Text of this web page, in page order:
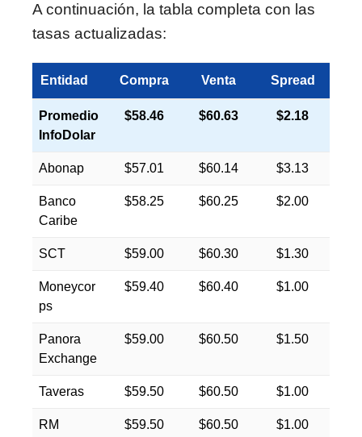
A continuación, la tabla completa con las
tasas actualizadas:
Entidad Compra Venta Spread
Promedio
InfoDolar
$58.46 $60.63 $2.18
Abonap $57.01 $60.14 $3.13
Banco
Caribe
$58.25 $60.25 $2.00
SCT $59.00 $60.30 $1.30
Moneycor
ps
$59.40 $60.40 $1.00
Panora
Exchange
$59.00 $60.50 $1.50
Taveras $59.50 $60.50 $1.00
RM $59.50 $60.50 $1.00